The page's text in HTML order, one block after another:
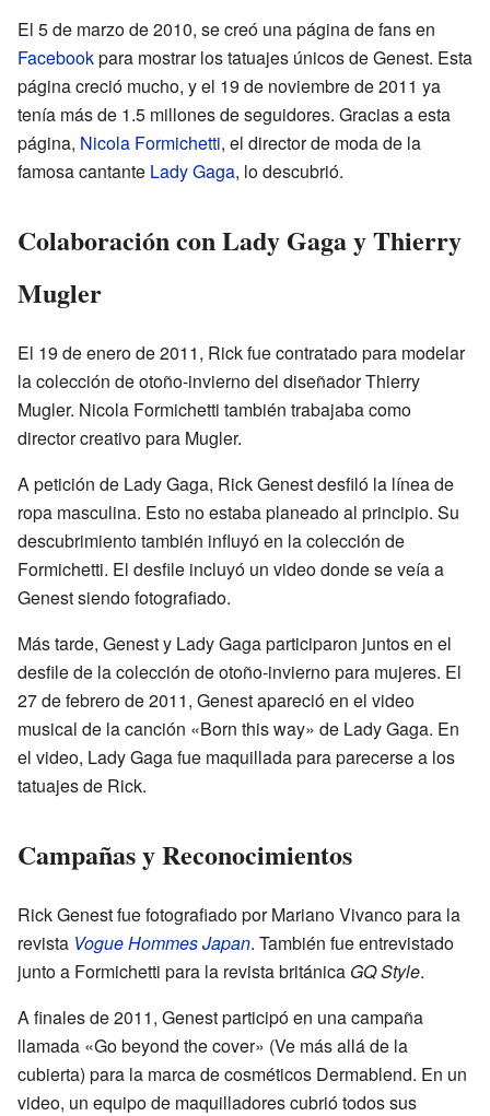
El 5 de marzo de 2010, se creó una página de fans en
Facebookpara mostrar los tatuajes únicos de Genest. Esta
página creció mucho, y el 19 de noviembre de 2011 ya
tenía más de 1.5 millones de seguidores. Gracias a esta
página, Nicola Formichetti, el director de moda de la
famosa cantante Lady Gaga, lo descubrió.
Colaboración con Lady Gaga y Thierry
Mugler
El 19 de enero de 2011, Rick fue contratado para modelar
la colección de otoño-invierno del diseñador Thierry
Mugler. Nicola Formichetti también trabajaba como
director creativo para Mugler.
A petición de Lady Gaga, Rick Genest desfiló la línea de
ropa masculina. Esto no estaba planeado al principio. Su
descubrimiento también influyó en la colección de
Formichetti. El desfile incluyó un video donde se veía a
Genest siendo fotografiado.
Más tarde, Genest y Lady Gaga participaron juntos en el
desfile de la colección de otoño-invierno para mujeres. El
27 de febrero de 2011, Genest apareció en el video
musical de la canción «Born this way» de Lady Gaga. En
el video, Lady Gaga fue maquillada para parecerse a los
tatuajes de Rick.
Campañas y Reconocimientos
Rick Genest fue fotografiado por Mariano Vivanco para la
revista Vogue Hommes Japan. También fue entrevistado
junto a Formichetti para la revista británica GQ Style.
A finales de 2011, Genest participó en una campaña
llamada «Go beyond the cover» (Ve más allá de la
cubierta) para la marca de cosméticos Dermablend. En un
video, un equipo de maquilladores cubrió todos sus